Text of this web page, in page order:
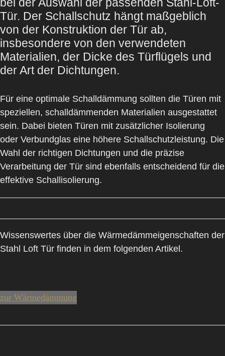
Tür. Der Schallschutz hängt maßgeblich
von der Konstruktion der Tür ab,
insbesondere von den verwendeten
Materialien, der Dicke des Türflügels und
der Art der Dichtungen.
Für eine optimale Schalldämmung sollten die Türen mit
speziellen, schalldämmenden Materialien ausgestattet
sein. Dabei bieten Türen mit zusätzlicher Isolierung
oder Verbundglas eine höhere Schallschutzleistung. Die
Wahl der richtigen Dichtungen und die präzise
Verarbeitung der Tür sind ebenfalls entscheidend für die
effektive Schallisolierung.
Wissenswertes über die Wärmedämmeigenschaften der
Stahl Loft Tür finden in dem folgenden Artikel.
zur Wärmedämmung